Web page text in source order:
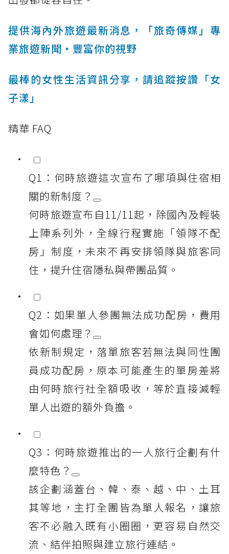
提供海內外旅遊最新消息，「旅奇傳媒」專
業旅遊新聞‧豐富你的視野
最棒的女性生活資訊分享，請追蹤按讚「女
子漾」
精華 FAQ
Q1：何時旅遊這次宣布了哪項與住宿相
關的新制度？
何時旅遊宣布自11/11起，除國內及輕裝
上陣系列外，全線行程實施「領隊不配
房」制度，未來不再安排領隊與旅客同
住，提升住宿隱私與帶團品質。
Q2：如果單人參團無法成功配房，費用
會如何處理？
依新制規定，落單旅客若無法與同性團
員成功配房，原本可能產生的單房差將
由何時旅行社全額吸收，等於直接減輕
單人出遊的額外負擔。
Q3：何時旅遊推出的一人旅行企劃有什
麼特色？
該企劃涵蓋台、韓、泰、越、中、土耳
其等地，主打全團皆為單人報名，讓旅
客不必融入既有小圈圈，更容易自然交
流、結伴拍照與建立旅行連結。